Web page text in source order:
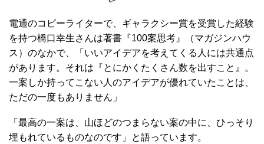
電通のコピーライターで、ギャラクシー賞を受賞した経験
を持つ橋口幸生さんは著書『100案思考』（マガジンハウ
ス）のなかで、「いいアイデアを考えてくる人には共通点
があります。それは『とにかくたくさん数を出すこと』。
一案しか持ってこない人のアイデアが優れていたことは、
ただの一度もありません」
「最高の一案は、山ほどのつまらない案の中に、ひっそり
埋もれているものなのです」と語っています。